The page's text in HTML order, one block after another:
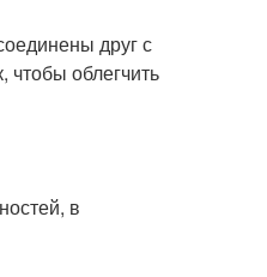
друг с
облегчить
в